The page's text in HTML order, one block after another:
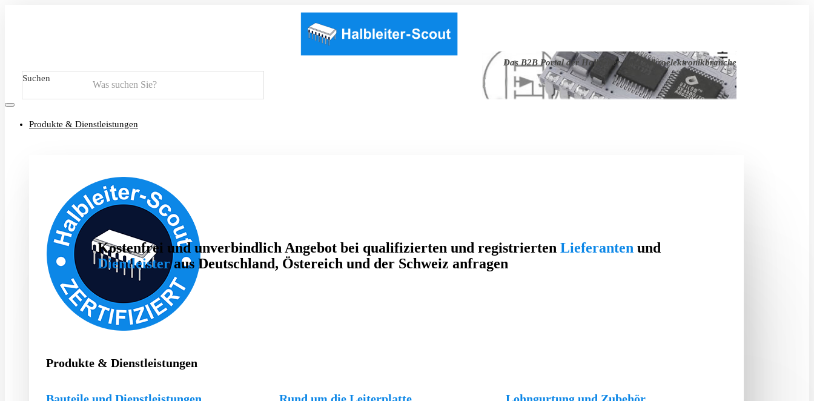
Das B2B Portal der Halbleiter- und Mikroelektronikbranche
Suchen
Produkte & Dienstleistungen
Kostenfrei und unverbindlich Angebot bei qualifizierten und registrierten Lieferanten und
Dientleisteraus Deutschland, Östereich und der Schweiz anfragen
Produkte & Dienstleistungen